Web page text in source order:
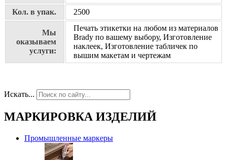
Кол. в упак.
2500
Мы
оказываем
услуги:
Печать этикетки на любом из материалов
Brady по вашему выбору, Изготовление
наклеек, Изготовление табличек по
вышим макетам и чертежам
Искать...
МАРКИРОВКА ИЗДЕЛИЙ
Промышленные маркеры